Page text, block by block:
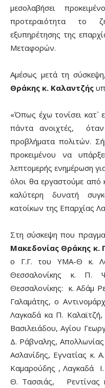
μεσολαβήσει
προτεραιότητα το
εξυπηρέτησης της
Μεταφορών.
Αμέσως μετά τη σύσκεψη,
Θράκης κ. Καλαντζής
«Όπως έχω τονίσει κατ`
πάντα ανοιχτές, όταν
προβλήματα πολιτών.
προκειμένου να
λεπτομερής ενημέρωση
όλοι θα εργαστούμε από
καλύτερη δυνατή
κατοίκων της Επαρχίας
Στη σύσκεψη που
Μακεδονίας Θράκης κ.
ο Γ.Γ. του ΥΜΑ-Θ κ.
Θεσσαλονίκης κ. Π.
Θεσσαλονίκης: κ. Αδάμ
Γαλαμάτης, ο
Λαγκαδά κα Π.
Βασιλειάδου, Αγίου
Δ. Ράβναλης, Απολλωνίας
Ασλανίδης, Εγνατίας κ.
Καμαρούδης , Λαγκαδά
Θ. Τασσιάς, Ρεντίνας